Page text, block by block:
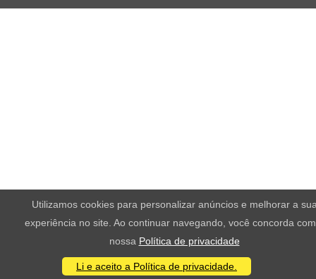
Utilizamos cookies para personalizar anúncios e melhorar a
experiência no site. Ao continuar navegando, você concorda
nossa Política de privacidade
Li e aceito a Política de privacidade.